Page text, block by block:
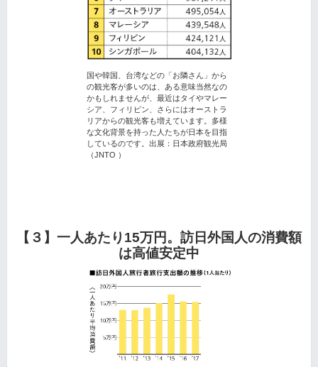
国や韓国、台湾などの「お隣さん」から
の観光客が多いのは、ある意味当然なの
かもしれませんが、最近はタイやマレー
シア、フィリピン、さらにはオーストラ
リアからの観光客も増えています。多様
な文化背景を持った人たちが日本を目指
しているのです。出展：日本政府観光局
（JNTO ）
【３】一人あたり15万円。訪日外国人の消費額
は高値安定中